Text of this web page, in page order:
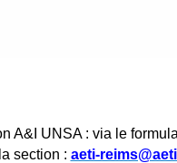
A&I UNSA : via le
section : aeti-